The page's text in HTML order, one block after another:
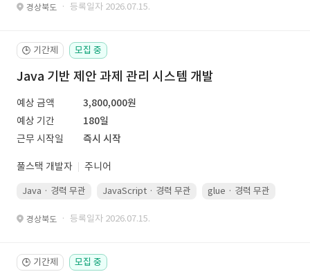
경상북도 · 등록일자 2026.07.15.
🕒 기간제 모집 중
Java 기반 제안 과제 관리 시스템 개발
예상 금액
3,800,000원
예상 기간
180일
근무 시작일
즉시 시작
풀스택 개발자 주니어
Java · 경력 무관 JavaScript · 경력 무관 glue · 경력 무관
경상북도 · 등록일자 2026.07.15.
🕒 기간제 모집 중